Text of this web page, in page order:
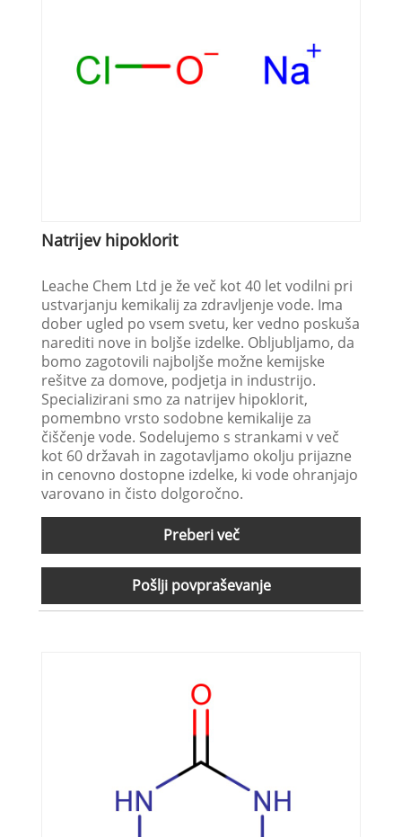
Natrijev hipoklorit
Leache Chem Ltd je že več kot 40 let vodilni pri
ustvarjanju kemikalij za zdravljenje vode. Ima
dober ugled po vsem svetu, ker vedno poskuša
narediti nove in boljše izdelke. Obljubljamo, da
bomo zagotovili najboljše možne kemijske
rešitve za domove, podjetja in industrijo.
Specializirani smo za natrijev hipoklorit,
pomembno vrsto sodobne kemikalije za
čiščenje vode. Sodelujemo s strankami v več
kot 60 državah in zagotavljamo okolju prijazne
in cenovno dostopne izdelke, ki vode ohranjajo
varovano in čisto dolgoročno.
Preberi več
Pošlji povpraševanje